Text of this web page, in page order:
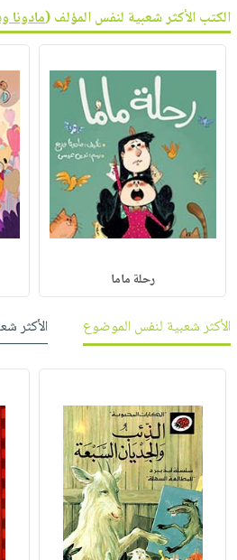
معنا
الكتب الأكثر شعبية لنفس المؤلف (مادونا
رحلة ماما
الأكثر شعبية لنفس الموضوع الأكثر